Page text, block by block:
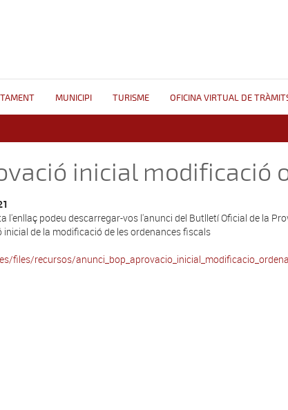
MUNICIPI TURISME OFICINA VIRTUAL DE
inicial modificació
l'enllaç podeu descarregar-vos l'anunci del Butlletí Oficial de la
inicial de la modificació de les ordenances fiscals
files/recursos/